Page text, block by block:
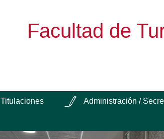
Facultad de
Titulaciones Administración /